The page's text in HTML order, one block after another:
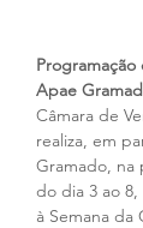
Apae
Câmara de
realiza, em
Gramado, na
do dia 3 ao 8,
à Semana da